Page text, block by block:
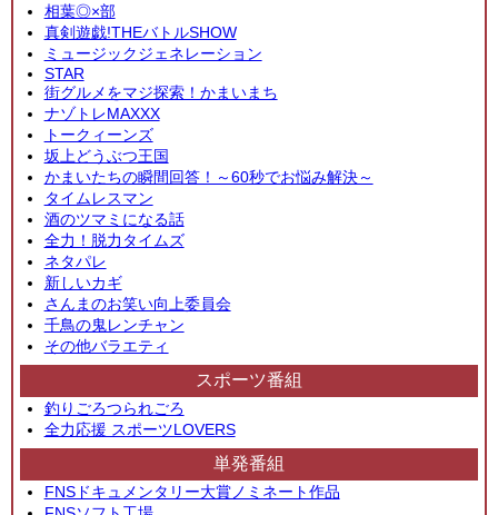
相葉◎×部
真剣遊戯!THEバトルSHOW
ミュージックジェネレーション
STAR
街グルメをマジ探索！かまいまち
ナゾトレMAXXX
トークィーンズ
坂上どうぶつ王国
かまいたちの瞬間回答！～60秒でお悩み解決～
タイムレスマン
酒のツマミになる話
全力！脱力タイムズ
ネタパレ
新しいカギ
さんまのお笑い向上委員会
千鳥の鬼レンチャン
その他バラエティ
スポーツ番組
釣りごろつられごろ
全力応援 スポーツLOVERS
単発番組
FNSドキュメンタリー大賞ノミネート作品